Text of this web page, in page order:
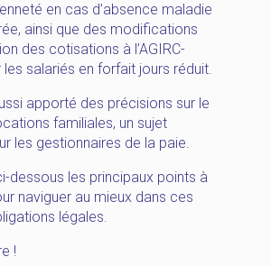
en cas d’absence maladie
ainsi que des modifications
des cotisations à l’AGIRC-
les salariés en forfait jours réduit.
apporté des précisions sur le
familiales, un sujet
les gestionnaires de la paie.
dessous les principaux points à
naviguer au mieux dans ces
légales.
!